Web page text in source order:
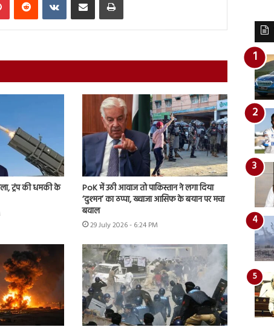
ट्रंप की धमकी के
PoK में उठी आवाज तो पाकिस्तान ने लगा दिया
‘दुश्मन’ का ठप्पा, ख्वाजा आसिफ के बयान पर मचा
बवाल
29 July 2026 - 6:24 PM